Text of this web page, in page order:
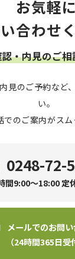
お気軽に
合わせ
・内見のご
見のご予約など
い。
でのご案内がスム
0248-72-
間9:00～18:00 定
メールでのお問
（24時間365日受